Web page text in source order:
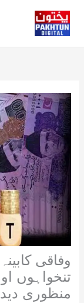
content
وفاقی
تنخواہوں
منظوری